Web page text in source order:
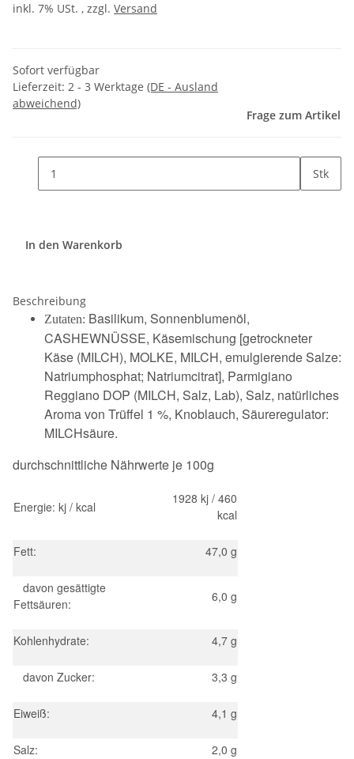
inkl. 7% USt. , zzgl. Versand
Sofort verfügbar
Lieferzeit: 2 - 3 Werktage (DE - Ausland
abweichend)
Frage zum Artikel
Stk
In den Warenkorb
Beschreibung
Zutaten: Basilikum, Sonnenblumenöl,
CASHEWNÜSSE, Käsemischung [getrockneter
Käse (MILCH), MOLKE, MILCH, emulgierende Salze:
Natriumphosphat; Natriumcitrat], Parmigiano
Reggiano DOP (MILCH, Salz, Lab), Salz, natürliches
Aroma von Trüffel 1 %, Knoblauch, Säureregulator:
MILCHsäure.
durchschnittliche Nährwerte je 100g
Energie: kj / kcal
1928 kj / 460
kcal
Fett: 47,0 g
davon gesättigte
Fettsäuren:
6,0 g
Kohlenhydrate: 4,7 g
davon Zucker: 3,3 g
Eiweiß: 4,1 g
Salz: 2,0 g